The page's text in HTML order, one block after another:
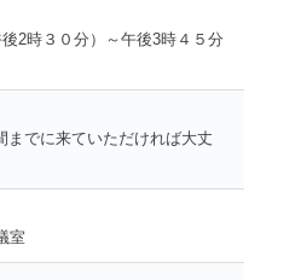
時３０分）～午後3時４５分
までに来ていただければ大丈
室